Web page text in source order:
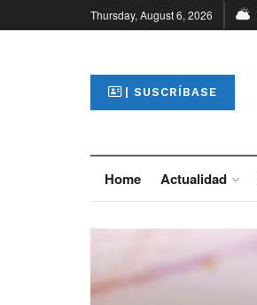
Thursday, August 6, 2026
| SUSCRÍBASE
Home Actualidad